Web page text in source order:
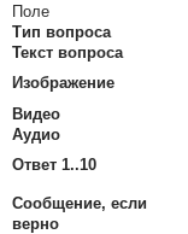
Поле
Тип вопроса
Текст вопроса
Изображение
Видео
Аудио
Ответ 1..10
Сообщение, если
верно